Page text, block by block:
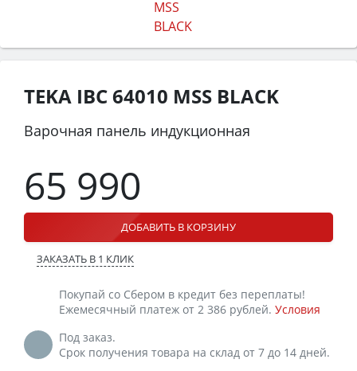
TEKA IBC 64010 MSS BLACK
Варочная панель индукционная
65 990
ДОБАВИТЬ В КОРЗИНУ
ЗАКАЗАТЬ В 1 КЛИК
Покупай со Сбером в кредит без переплаты!
Ежемесячный платеж от 2 386 рублей. Условия
Под заказ.
Срок получения товара на склад от 7 до 14 дней.